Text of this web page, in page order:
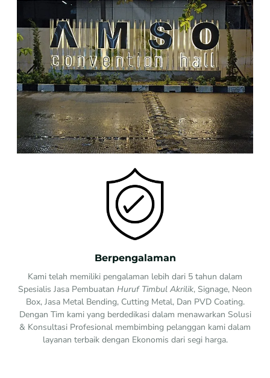
Berpengalaman
Kami telah memiliki pengalaman lebih dari 5 tahun dalam
Spesialis Jasa Pembuatan Huruf Timbul Akrilik, Signage, Neon
Box, Jasa Metal Bending, Cutting Metal, Dan PVD Coating.
Dengan Tim kami yang berdedikasi dalam menawarkan Solusi
& Konsultasi Profesional membimbing pelanggan kami dalam
layanan terbaik dengan Ekonomis dari segi harga.